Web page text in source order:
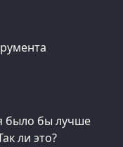
было бы лучше
ли это?